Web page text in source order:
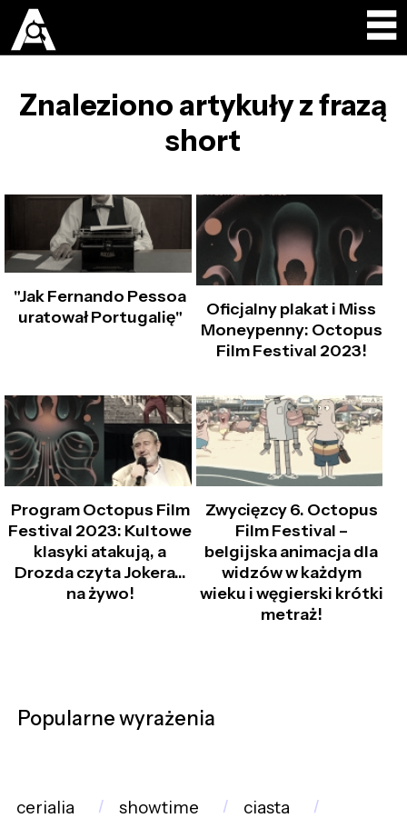
Znaleziono artykuły z frazą
short
"Jak Fernando Pessoa
uratował Portugalię"
Oficjalny plakat i Miss
Moneypenny: Octopus
Film Festival 2023!
Program Octopus Film
Festival 2023: Kultowe
klasyki atakują, a
Drozda czyta Jokera...
na żywo!
Zwycięzcy 6. Octopus
Film Festival –
belgijska animacja dla
widzów w każdym
wieku i węgierski krótki
metraż!
Popularne wyrażenia
cerialia showtime
ciasta